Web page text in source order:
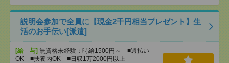
説明会参加で全員に【現金2千円相当プレゼント】生
活のお手伝い[派遣]
[給 与] 無資格未経験：時給1500円～ ■週払い
OK ■扶養内OK ■日収1万2000円以上